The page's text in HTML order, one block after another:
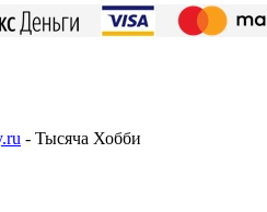
- Тысяча Хобби